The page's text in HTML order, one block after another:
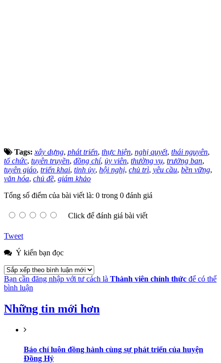
Tags:xây dựng, phát triển, thực hiện, nghị quyết, thái nguyên,
tổ chức, tuyên truyền, đồng chí, ủy viên, thường vụ, trưởng ban,
tuyên giáo, triển khai, tỉnh ủy, hội nghị, chủ trì, yêu cầu, bền vững,
văn hóa, chủ đề, giám khảo
Tổng số điểm của bài viết là: 0 trong 0 đánh giá
Click để đánh giá bài viết
Tweet
Ý kiến bạn đọc
Bạn cần đăng nhập với tư cách là Thành viên chính thức để có thể
bình luận
Những tin mới hơn
Báo chí luôn đồng hành cùng sự phát triển của huyện
Đồng Hỷ